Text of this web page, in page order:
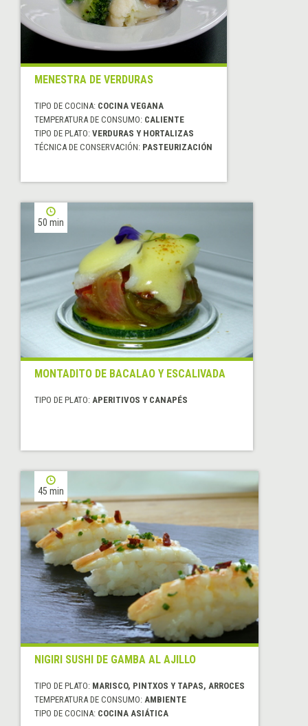
MENESTRA DE VERDURAS
TIPO DE COCINA: COCINA VEGANA
TEMPERATURA DE CONSUMO: CALIENTE
TIPO DE PLATO: VERDURAS Y HORTALIZAS
TÉCNICA DE CONSERVACIÓN: PASTEURIZACIÓN
50 min
MONTADITO DE BACALAO Y ESCALIVADA
TIPO DE PLATO: APERITIVOS Y CANAPÉS
45 min
NIGIRI SUSHI DE GAMBA AL AJILLO
TIPO DE PLATO: MARISCO, PINTXOS Y TAPAS, ARROCES
TEMPERATURA DE CONSUMO: AMBIENTE
TIPO DE COCINA: COCINA ASIÁTICA